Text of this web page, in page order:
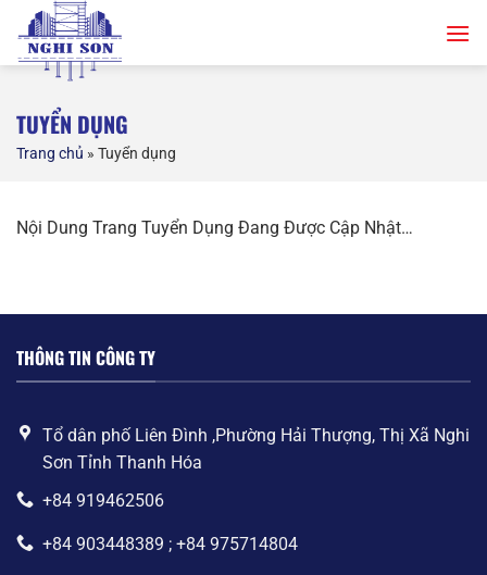
Chuyển
đến
nội
TUYỂN DỤNG
Trang chủ » Tuyển dụng
Nội Dung Trang Tuyển Dụng Đang Được Cập Nhật…
THÔNG TIN CÔNG TY
Tổ dân phố Liên Đình ,Phường Hải Thượng, Thị Xã Nghi
Sơn Tỉnh Thanh Hóa
+84 919462506
+84 903448389 ; +84 975714804